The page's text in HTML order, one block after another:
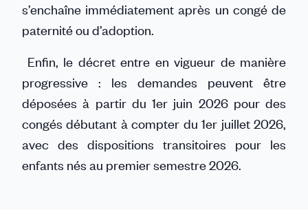
s’enchaîne immédiatement après un congé de
paternité ou d’adoption.
Enfin, le décret entre en vigueur de manière
progressive : les demandes peuvent être
déposées à partir du 1er juin 2026 pour des
congés débutant à compter du 1er juillet 2026,
avec des dispositions transitoires pour les
enfants nés au premier semestre 2026.